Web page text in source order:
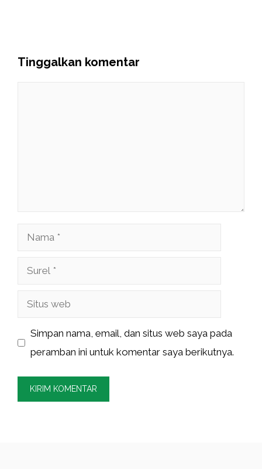
Tinggalkan komentar
Nama
Surel
Situs
Simpan nama, email, dan situs web saya pada
peramban ini untuk komentar saya berikutnya.